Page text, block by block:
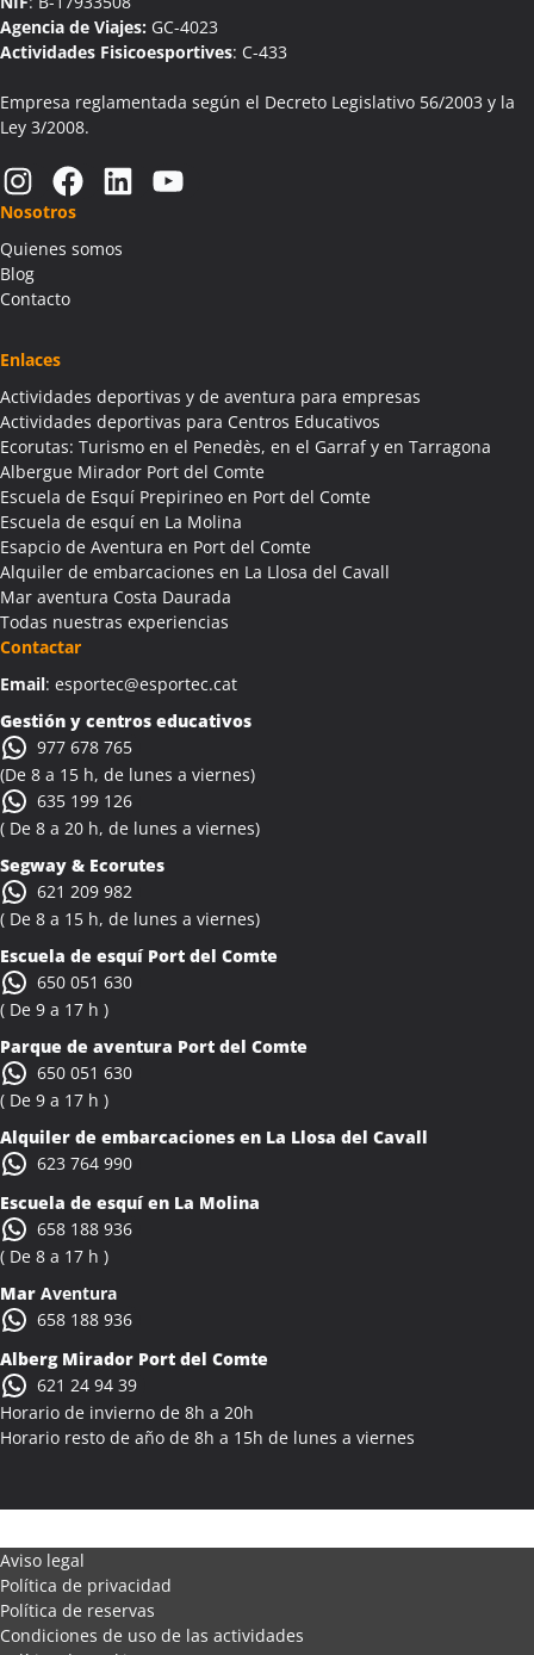
Agencia de Viajes: GC-4023
Actividades Fisicoesportives: C-433
Empresa reglamentada según el Decreto Legislativo 56/2003 y la
Ley 3/2008.
Instagram Facebook LinkedIn YouTube
Nosotros
Quienes somos
Blog
Contacto
Enlaces
Actividades deportivas y de aventura para empresas
Actividades deportivas para Centros Educativos
Ecorutas: Turismo en el Penedès, en el Garraf y en Tarragona
Albergue Mirador Port del Comte
Escuela de Esquí Prepirineo en Port del Comte
Escuela de esquí en La Molina
Esapcio de Aventura en Port del Comte
Alquiler de embarcaciones en La Llosa del Cavall
Mar aventura Costa Daurada
Todas nuestras experiencias
Contactar
Email: esportec@esportec.cat
Gestión y centros educativos
977 678 765
(De 8 a 15 h, de lunes a viernes)
635 199 126
( De 8 a 20 h, de lunes a viernes)
Segway & Ecorutes
621 209 982
( De 8 a 15 h, de lunes a viernes)
Escuela de esquí Port del Comte
650 051 630
( De 9 a 17 h )
Parque de aventura Port del Comte
650 051 630
( De 9 a 17 h )
Alquiler de embarcaciones en La Llosa del Cavall
623 764 990
Escuela de esquí en La Molina
658 188 936
( De 8 a 17 h )
Mar Aventura
658 188 936
Alberg Mirador Port del Comte
621 24 94 39
Horario de invierno de 8h a 20h
Horario resto de año de 8h a 15h de lunes a viernes
Aviso legal
Política de privacidad
Política de reservas
Condiciones de uso de las actividades